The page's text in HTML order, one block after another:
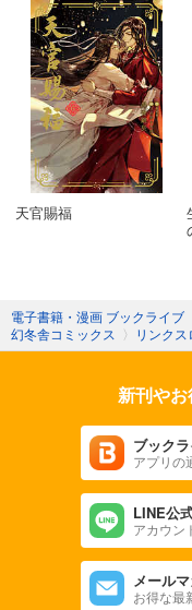
天官賜福
電子書籍・漫画 ブックライブ
幻冬舎コミックス 〉 リンク
新刊や
ブック
アプリの
LINE公
アカウン
メール
お得な最